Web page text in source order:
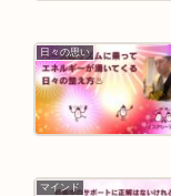
日々の思い
マインド